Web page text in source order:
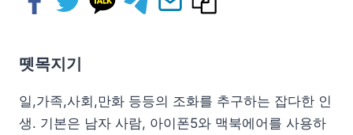
뗏목지기
일,가족,사회,만화 등등의 조화를 추구하는 잡다한 인
생. 기본은 남자 사람, 아이폰5와 맥북에어를 사용하